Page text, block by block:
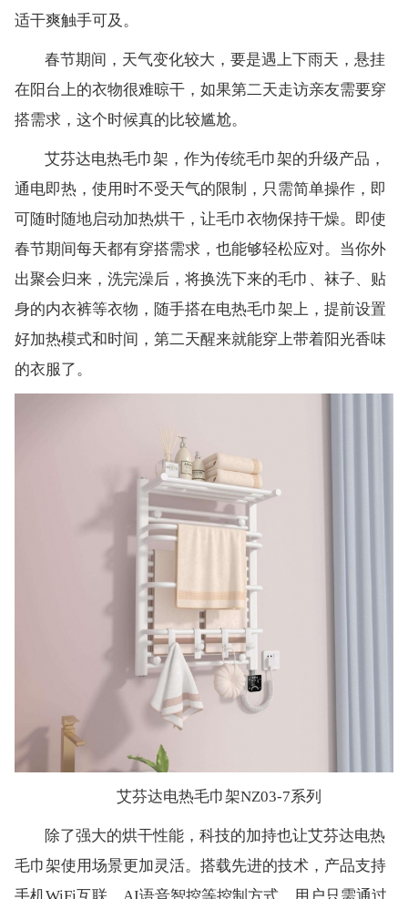
适干爽触手可及。
春节期间，天气变化较大，要是遇上下雨天，悬挂
在阳台上的衣物很难晾干，如果第二天走访亲友需要穿
搭需求，这个时候真的比较尴尬。
艾芬达电热毛巾架，作为传统毛巾架的升级产品，
通电即热，使用时不受天气的限制，只需简单操作，即
可随时随地启动加热烘干，让毛巾衣物保持干燥。即使
春节期间每天都有穿搭需求，也能够轻松应对。当你外
出聚会归来，洗完澡后，将换洗下来的毛巾、袜子、贴
身的内衣裤等衣物，随手搭在电热毛巾架上，提前设置
好加热模式和时间，第二天醒来就能穿上带着阳光香味
的衣服了。
艾芬达电热毛巾架NZ03-7系列
除了强大的烘干性能，科技的加持也让艾芬达电热
毛巾架使用场景更加灵活。搭载先进的技术，产品支持